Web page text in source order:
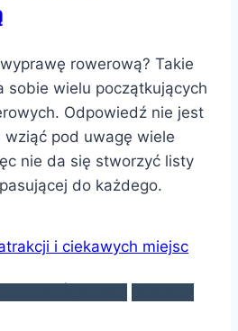
rowerową? Takie
sobie wielu początkujących
Odpowiedź nie jest
wziąć pod uwagę wiele
nie da się stworzyć listy
do każdego.